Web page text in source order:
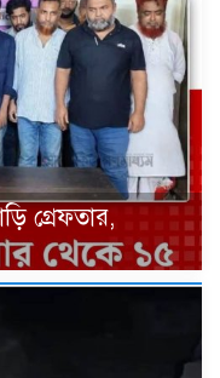
গ্রেফতার,